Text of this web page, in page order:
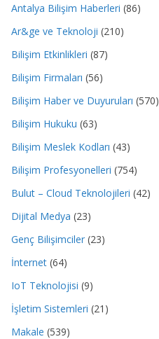
Antalya Bilişim Haberleri (86)
Ar&ge ve Teknoloji (210)
Bilişim Etkinlikleri (87)
Bilişim Firmaları (56)
Bilişim Haber ve Duyuruları (570)
Bilişim Hukuku (63)
Bilişim Meslek Kodları (43)
Bilişim Profesyonelleri (754)
Bulut – Cloud Teknolojileri (42)
Dijital Medya (23)
Genç Bilişimciler (23)
İnternet (64)
IoT Teknolojisi (9)
İşletim Sistemleri (21)
Makale (539)